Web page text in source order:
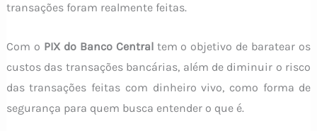
transações foram realmente feitas.
Com o PIX do Banco Centraltem o objetivo de baratear os
custos das transações bancárias, além de diminuir o risco
das transações feitas com dinheiro vivo, como forma de
segurança para quem busca entender o que é.